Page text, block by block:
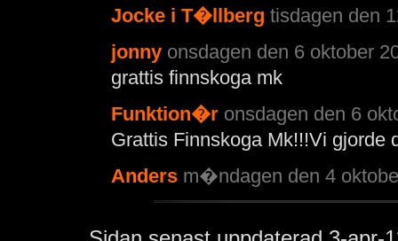
Jocke i T�llberg tisdagen den
jonny onsdagen den 6 oktober
grattis finnskoga mk
Funktion�r onsdagen den 6
Grattis Finnskoga Mk!!!Vi gjorde
Anders m�ndagen den 4